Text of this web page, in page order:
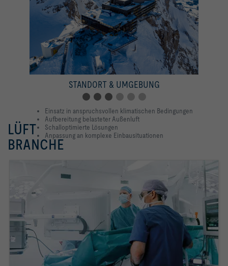
STANDORT & UMGEBUNG
Einsatz in anspruchsvollen klimatischen Bedingungen
Aufbereitung belasteter Außenluft
Schalloptimierte Lösungen
Anpassung an komplexe Einbausituationen
LÜFTUNGSLÖSUNGEN FÜR IHRE
BRANCHE